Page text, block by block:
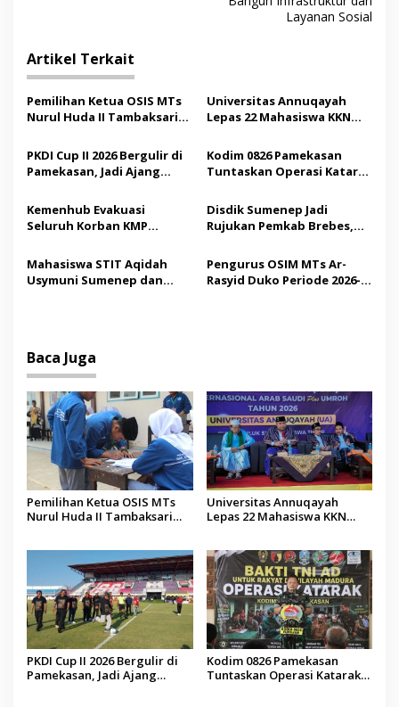
g
a
s
i
p
o
s
Layanan Sosial
Artikel Terkait
Pemilihan Ketua OSIS MTs
Nurul Huda II Tambaksari
Demokrasi bagi Siswa
Universitas Annuqayah
Lepas 22 Mahasiswa KKN
Saudi
PKDI Cup II 2026 Bergulir di
Pamekasan, Jadi Ajang
Madura
Kodim 0826 Pamekasan
Tuntaskan Operasi Katarak
Tindakan Medis
Kemenhub Evakuasi
Seluruh Korban KMP
Operator Diaudit
Disdik Sumenep Jadi
Rujukan Pemkab Brebes,
Pendidikan Berbasis
Budaya
Mahasiswa STIT Aqidah
Usymuni Sumenep dan
Pengurus OSIM MTs Ar-
Rasyid Duko Periode 2026-
Baca Juga
Pemilihan Ketua OSIS MTs
Nurul Huda II Tambaksari
Universitas Annuqayah
Lepas 22 Mahasiswa KKN
PKDI Cup II 2026 Bergulir di
Pamekasan, Jadi Ajang
Kodim 0826 Pamekasan
Tuntaskan Operasi Katarak